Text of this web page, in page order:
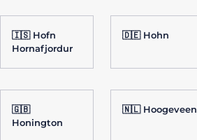
🇮🇸 Hofn
Hornafjordur
🇩🇪 Hohn
🇬🇧
Honington
🇳🇱 Hoogeveen